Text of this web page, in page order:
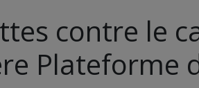
contre le
Plateforme